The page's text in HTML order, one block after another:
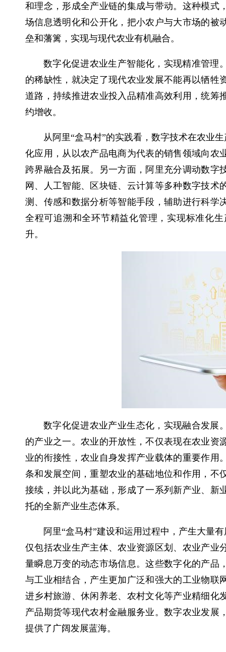
和理念，形成全产业链的集成与带动。这种模式
场信息透明化和公开化，把小农户与大市场的被
垒和藩篱，实现与现代农业有机融合。
数字化促进农业生产智能化，实现精准管理
的稀缺性，就决定了现代农业发展不能再以牺
道路，持续推进农业投入品精准高效利用，统筹
约增收。
从阿里“盒马村”的实践看，数字技术在农业
化应用，从以农产品电商为代表的销售领域向农
跨界融合及拓展。另一方面，阿里充分调动数
网、人工智能、区块链、云计算等多种数字技
测、传感和数据分析等智能手段，辅助进行科学
全程可追溯和全环节精益化管理，实现标准化
升。
数字化促进农业产业生态化，实现融合发展
的产业之一。农业的开放性，不仅表现在农业
业的衔接性，农业自身发挥产业载体的重要作
条和发展空间，重塑农业的基础地位和作用，不
接续，并以此为基础，形成了一系列新产业、新
托的全新产业生态体系。
阿里“盒马村”建设和运用过程中，产生大量
仅包括农业生产主体、农业资源区划、农业产业
量瞬息万变的动态市场信息。这些数字化的产品
与工业相结合，产生更加广泛和强大的工业物联
进乡村旅游、休闲养老、农村文化等产业精细化
产品期货等现代农村金融服务业。数字农业发
提供了广阔发展蓝海。